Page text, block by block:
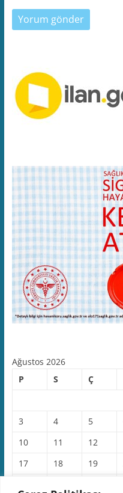
Ağustos 2026
P
S Ç
3
4 5
10
11 12
17
18 19